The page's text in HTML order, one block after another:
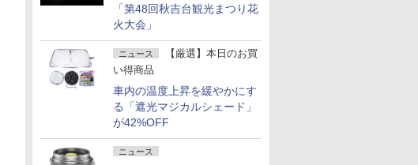
「第48回秋吉台観光まつり花
火大会」
ニュース
【厳選】本日のお買
い得商品
車内の温度上昇を緩やかにす
る「遮光マジカルシェード」
が42%OFF
ニュース